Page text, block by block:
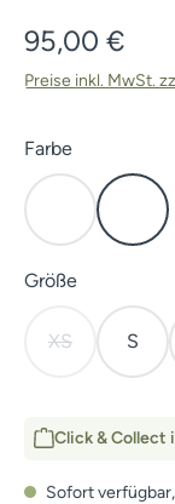
Regulärer Preis:
95,00 €
Preise inkl. MwSt.
Farbeauswählen
Olivgrün
Größeauswählen
XS
(Diese Option
S
Click & Collect
Sofort